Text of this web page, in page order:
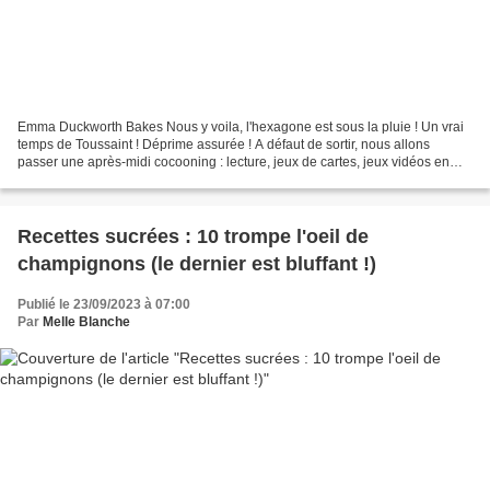
Emma Duckworth Bakes Nous y voila, l'hexagone est sous la pluie ! Un vrai
temps de Toussaint ! Déprime assurée ! A défaut de sortir, nous allons
passer une après-midi cocooning : lecture, jeux de cartes, jeux vidéos en
Recettes sucrées : 10 trompe l'oeil de
champignons (le dernier est bluffant !)
Publié le 23/09/2023 à 07:00
Par Melle Blanche